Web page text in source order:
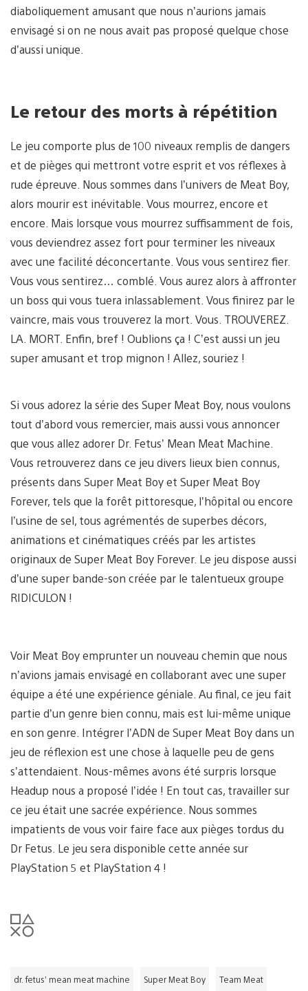
diaboliquement amusant que nous n’aurions jamais
envisagé si on ne nous avait pas proposé quelque chose
d’aussi unique.
Le retour des morts à répétition
Le jeu comporte plus de 100 niveaux remplis de dangers
et de pièges qui mettront votre esprit et vos réflexes à
rude épreuve. Nous sommes dans l’univers de Meat Boy,
alors mourir est inévitable. Vous mourrez, encore et
encore. Mais lorsque vous mourrez suffisamment de fois,
vous deviendrez assez fort pour terminer les niveaux
avec une facilité déconcertante. Vous vous sentirez fier.
Vous vous sentirez… comblé. Vous aurez alors à affronter
un boss qui vous tuera inlassablement. Vous finirez par le
vaincre, mais vous trouverez la mort. Vous. TROUVEREZ.
LA. MORT. Enfin, bref ! Oublions ça ! C’est aussi un jeu
super amusant et trop mignon ! Allez, souriez !
Si vous adorez la série des Super Meat Boy, nous voulons
tout d’abord vous remercier, mais aussi vous annoncer
que vous allez adorer Dr. Fetus’ Mean Meat Machine.
Vous retrouverez dans ce jeu divers lieux bien connus,
présents dans Super Meat Boy et Super Meat Boy
Forever, tels que la forêt pittoresque, l’hôpital ou encore
l’usine de sel, tous agrémentés de superbes décors,
animations et cinématiques créés par les artistes
originaux de Super Meat Boy Forever. Le jeu dispose aussi
d’une super bande-son créée par le talentueux groupe
RIDICULON !
Voir Meat Boy emprunter un nouveau chemin que nous
n’avions jamais envisagé en collaborant avec une super
équipe a été une expérience géniale. Au final, ce jeu fait
partie d’un genre bien connu, mais est lui-même unique
en son genre. Intégrer l’ADN de Super Meat Boy dans un
jeu de réflexion est une chose à laquelle peu de gens
s’attendaient. Nous-mêmes avons été surpris lorsque
Headup nous a proposé l’idée ! En tout cas, travailler sur
ce jeu était une sacrée expérience. Nous sommes
impatients de vous voir faire face aux pièges tordus du
Dr Fetus. Le jeu sera disponible cette année sur
PlayStation 5 et PlayStation 4 !
dr. fetus’ mean meat machine Super Meat Boy Team Meat